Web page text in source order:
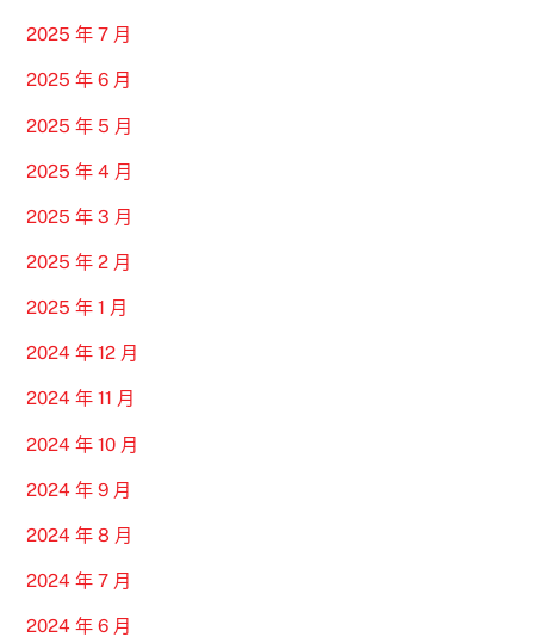
2025 年 7 月
2025 年 6 月
2025 年 5 月
2025 年 4 月
2025 年 3 月
2025 年 2 月
2025 年 1 月
2024 年 12 月
2024 年 11 月
2024 年 10 月
2024 年 9 月
2024 年 8 月
2024 年 7 月
2024 年 6 月